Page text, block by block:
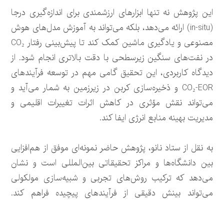
این پژوهش نه تنها ابزارهای ارزشمندی برای اندازه‌گیری درجا
(in-situ) ارائه می‌دهد، بلکه می‌تواند به آموزش مدل‌های هوش
مصنوعی و یادگیری ماشین کمک کند تا پیش‌بینی رفتار CO₂
در نفت‌های سنگین زیرسطحی با دقت بالاتری انجام شود. از
دیدگاه کاربردی، این تحقیق گامی مهم در توسعه فرآیندهای
CO₂-EOR و ذخیره‌سازی کربن در زیرزمین به شمار می‌آید و
می‌تواند نقش مؤثری در کاهش اثرات تغییرات اقلیمی و
مدیریت بهینه منابع انرژی ایفا کند.
به نقل از ستاد نانو، پژوهش حاضر نمونه‌ای موفق از هم‌افزایی
بین دانشگاه‌ها و مراکز تحقیقاتی بین‌المللی است و نشان
می‌دهد که ترکیب روش‌های تجربی و شبیه‌سازی مولکولی
می‌تواند بینش دقیقی از فرآیندهای پیچیده فراهم کند.